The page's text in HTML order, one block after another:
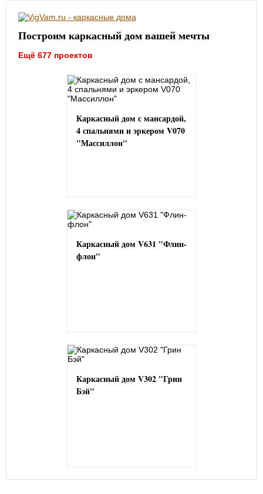
Построим каркасный дом вашей мечты
Ещё 677 проектов
Каркасный дом с мансардой,
4 спальнями и эркером V070
"Массиллон"
Каркасный дом V631 "Флин-
флон"
Каркасный дом V302 "Грин
Бэй"